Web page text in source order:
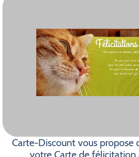
Carte-Discount vous propose
votre Carte de félicitation